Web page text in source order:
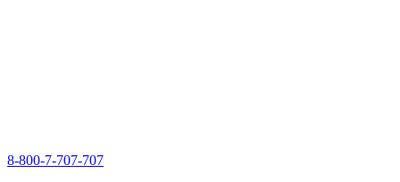
8-800-7-707-707